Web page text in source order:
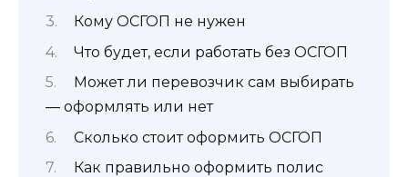
Кому ОСГОП не нужен
Что будет, если работать без ОСГОП
Может ли перевозчик сам выбирать
— оформлять или нет
Сколько стоит оформить ОСГОП
Как правильно оформить полис